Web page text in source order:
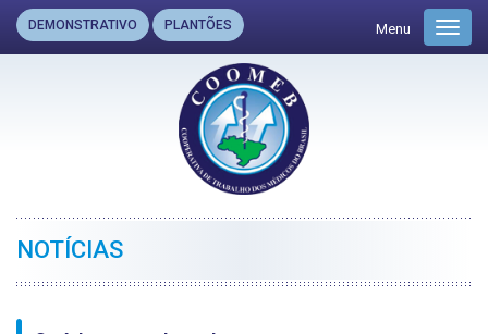
DEMONSTRATIVO PLANTÕES Menu
NOTÍCIAS